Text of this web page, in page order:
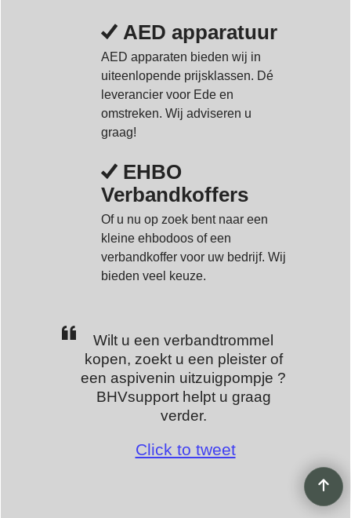
AED apparatuur
AED apparaten bieden wij in
uiteenlopende prijsklassen. Dé
leverancier voor Ede en
omstreken. Wij adviseren u
graag!
EHBO
Verbandkoffers
Of u nu op zoek bent naar een
kleine ehbodoos of een
verbandkoffer voor uw bedrijf. Wij
bieden veel keuze.
Wilt u een verbandtrommel
kopen, zoekt u een pleister of
een aspivenin uitzuigpompje ?
BHVsupport helpt u graag
verder.
Click to tweet